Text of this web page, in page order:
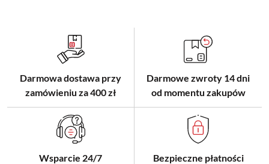
Darmowa dostawa przy
zamówieniu za 400 zł
Darmowe zwroty 14 dni
od momentu zakupów
Wsparcie 24/7 Bezpieczne płatności